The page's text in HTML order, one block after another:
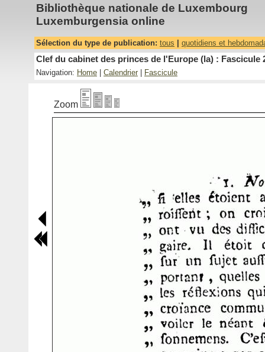
Bibliothèque nationale de Luxembourg
Luxemburgensia online
Sélection du type de publication: tous quotidiens et
Clef du cabinet des princes de l'Europe (la) : Fascicule
Navigation: Home Calendrier Fascicule
Zoom